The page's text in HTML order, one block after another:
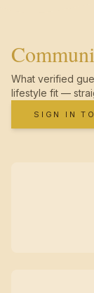
What verified
lifestyle fit —
SIGN IN